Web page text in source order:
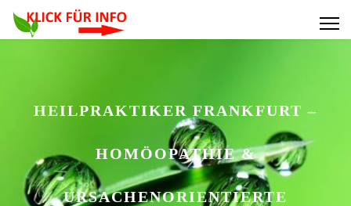
HEILPRAKTIKER FRANKFURT –
HOMÖOPATHIE &
URSACHENORIENTIERTE